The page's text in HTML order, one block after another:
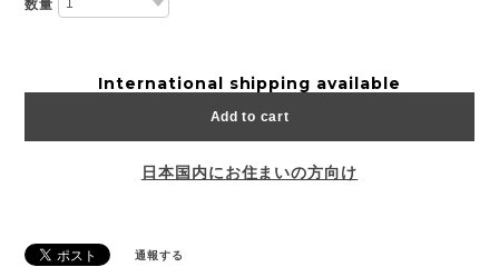
数量
International shipping available
Add to cart
日本国内にお住まいの方向け
通報する